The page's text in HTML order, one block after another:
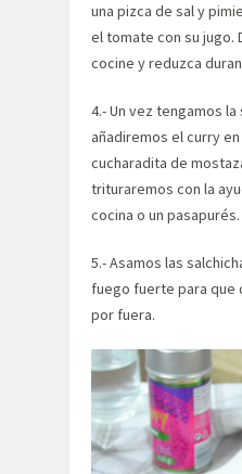
una pizca de sal y
el tomate con su jugo.
cocine y reduzca
4.- Un vez tengamos
añadiremos el curry
cucharadita de
trituraremos con la
cocina o un pasapurés.
5.- Asamos las
fuego fuerte para que
por fuera.